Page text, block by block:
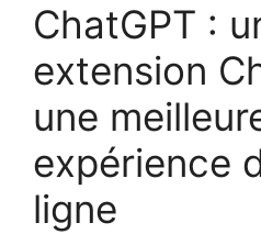
ChatGPT :
extension
une
expérience
ligne